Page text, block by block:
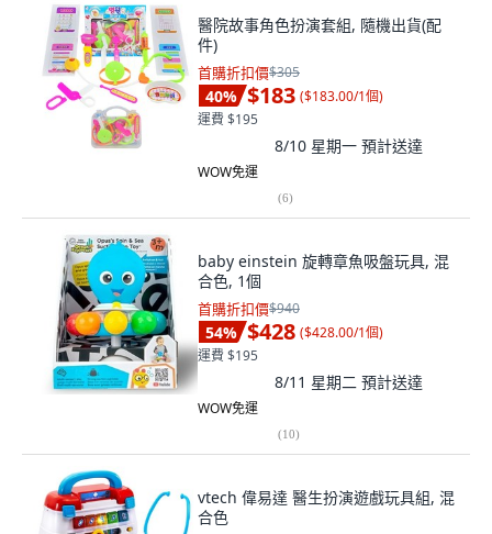
醫院故事角色扮演套組, 隨機出貨(配
件)
首購折扣價$305
40% $183 ($183.00/1個)
運費 $195
8/10 星期一 預計送達
WOW免運
(6)
baby einstein 旋轉章魚吸盤玩具, 混
合色, 1個
首購折扣價$940
54% $428 ($428.00/1個)
運費 $195
8/11 星期二 預計送達
WOW免運
(10)
vtech 偉易達 醫生扮演遊戲玩具組, 混
合色